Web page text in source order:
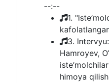
--:--
1.
3.
Hamroyev,
himoya